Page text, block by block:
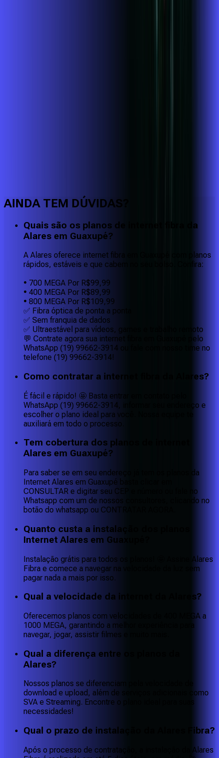
AINDA TEM DÚVIDAS?
Quais são os planos de internet fibra da
Alares em Guaxupé?
A Alares oferece internet fibra em Guaxupé com planos
rápidos, estáveis e que cabem no seu bolso. Confira:
• 700 MEGA Por R$99,99
• 400 MEGA Por R$89,99
• 800 MEGA Por R$109,99
✅ Fibra óptica de ponta a ponta
✅ Sem franquia de dados
✅ Ultraestável para vídeos, games e trabalho remoto
💬 Contrate agora sua internet fibra em Guaxupé pelo
WhatsApp (19) 99662-3914 ou fale com nosso time no
telefone (19) 99662-3914!
Como contratar a internet fibra da Alares?
É fácil e rápido! 🤩 Basta entrar em contato pelo
WhatsApp (19) 99662-3914, informar seu endereço e
escolher o plano ideal para você. Nossa equipe te
auxiliará em todo o processo.
Tem cobertura dos planos de internet
Alares em Guaxupé?
Para saber se em seu endereço já tem os planos da
Internet Alares em Guaxupé basta clicar em
CONSULTAR e digitar seu CEP e número ou fale no
Whatsapp com um de nossos consultores, clicando no
botão do whatsapp ou CONTRATAR AGORA.
Quanto custa a instalação dos planos
Internet Alares em Guaxupé?
Instalação grátis para todos os planos! 🤩 Assine Alares
Fibra e comece a navegar na velocidade da luz sem
pagar nada a mais por isso.
Qual a velocidade da internet da Alares?
Oferecemos planos com velocidades de 400 MEGA a
1000 MEGA, garantindo a melhor experiência para
navegar, jogar, assistir filmes e muito mais.
Qual a diferença entre os planos da
Alares?
Nossos planos se diferenciam pela velocidade de
download e upload, além de serviços adicionais como
SVA e Streaming. Encontre o plano ideal para suas
necessidades!
Qual o prazo de instalação da Alares Fibra?
Após o processo de contratação, a instalação da Alares